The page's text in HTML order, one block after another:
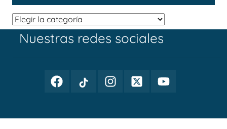
Categorías
Nuestras redes sociales
Facebook
Periodismo
TikTok
Periodismo
InstagramTwitterYoutube